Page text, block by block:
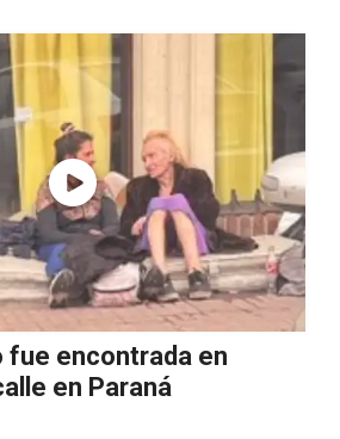
fue encontrada en
en Paraná